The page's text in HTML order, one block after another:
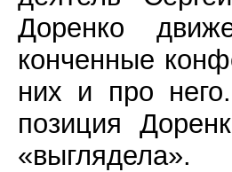
Доренко
конченные
них и про
позиция
«выглядела».